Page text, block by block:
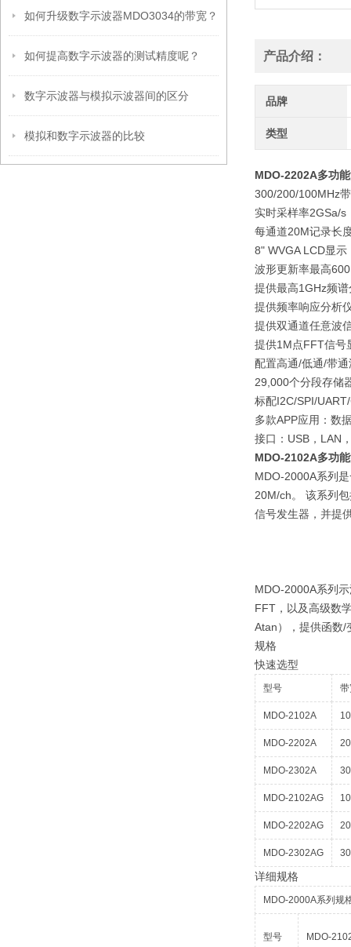
如何升级数字示波器MDO3034的带宽？
如何提高数字示波器的测试精度呢？
数字示波器与模拟示波器间的区分
模拟和数字示波器的比较
产品介绍：
品牌
类型
MDO-2202A多功
300/200/100MHz
实时采样率2GSa/s
每通道20M记录长
8" WVGA LCD显示
波形更新率最高
提供最高1GHz频
提供频率响应分析
提供双通道任意波
提供1M点FFT信号
配置高通/低通/带
29,000个分段存储
标配I2C/SPI/
多款APP应用：数
接口：USB，LAN
MDO-2102A多功
MDO-2000A系列
20M/ch。 该系列
信号发生器，并提
MDO-2000A系列
FFT，以及高级数
Atan），提供函数/
规格
快速选型
型号
MDO-2102A
MDO-2202A
MDO-2302A
MDO-2102AG
MDO-2202AG
MDO-2302AG
详细规格
MDO-2000A系列规
型号 MDO-